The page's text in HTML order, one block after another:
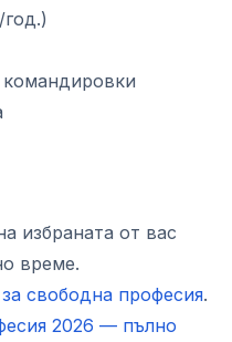
избраната от вас
време.
за свободна професия.
2026 — пълно